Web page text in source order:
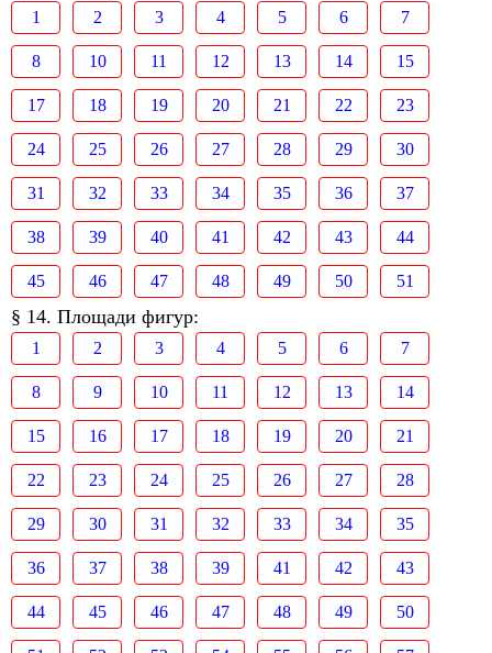
1 2 3 4 5 6 7
8 10 11 12 13 14 15
17 18 19 20 21 22 23
24 25 26 27 28 29 30
31 32 33 34 35 36 37
38 39 40 41 42 43 44
45 46 47 48 49 50 51
§ 14. Площади фигур:
1 2 3 4 5 6 7
8 9 10 11 12 13 14
15 16 17 18 19 20 21
22 23 24 25 26 27 28
29 30 31 32 33 34 35
36 37 38 39 41 42 43
44 45 46 47 48 49 50